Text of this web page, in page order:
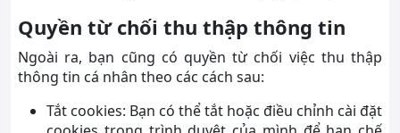
Quyền từ chối thu thập thông tin
Ngoài ra, bạn cũng có quyền từ chối việc thu thập
thông tin cá nhân theo các cách sau:
Tắt cookies: Bạn có thể tắt hoặc điều chỉnh cài đặt